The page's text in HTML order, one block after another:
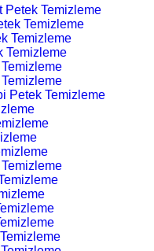
Petek Temizleme
Temizleme
Temizleme
Temizleme
Petek Temizleme